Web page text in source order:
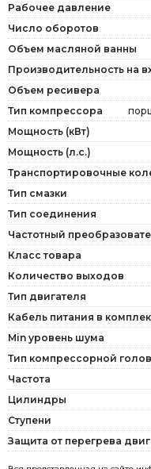
Рабочее давление
Число оборотов
Объем масляной ванны
Производительность на
Объем ресивера
Тип компрессора
Мощность (кВт)
Мощность (л.с.)
Транспортировочные
Тип смазки
Тип соединения
Частотный
Класс товара
Количество выходов
Тип двигателя
Кабель питания в
Min уровень шума
Тип компрессорной
Частота
Цилиндры
Ступени
Защита от перегрева